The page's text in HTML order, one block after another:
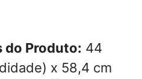
do Produto: 44
x 58,4 cm